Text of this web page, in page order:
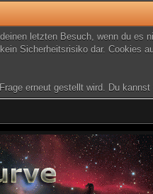
letzten Besuch, wenn du
Sicherheitsrisiko dar. Cookies
erneut gestellt wird. Du